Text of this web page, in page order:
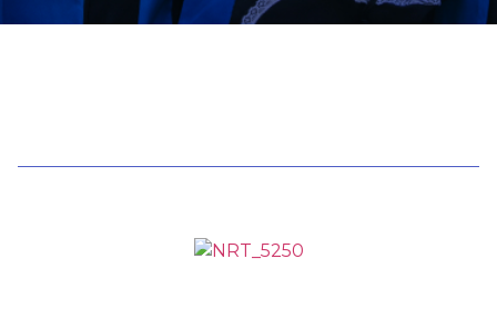
COMUNICADO
IMPORTANTE: